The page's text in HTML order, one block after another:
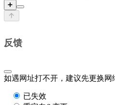
➕
反馈
如遇网址打不开，建议先更换网
已失效